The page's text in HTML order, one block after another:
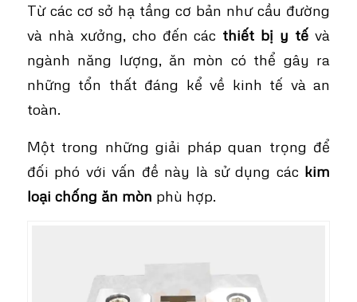
Từ các cơ sở hạ tầng cơ bản như cầu đường
và nhà xưởng, cho đến các thiết bị y tế và
ngành năng lượng, ăn mòn có thể gây ra
những tổn thất đáng kể về kinh tế và an
toàn.
Một trong những giải pháp quan trọng để
đối phó với vấn đề này là sử dụng các kim
loại chống ăn mòn phù hợp.